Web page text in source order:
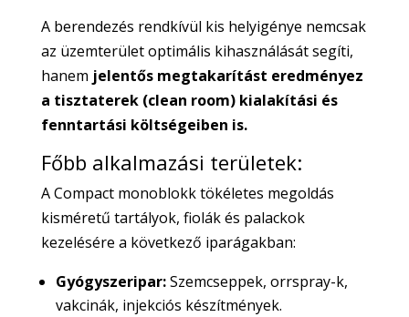
A berendezés rendkívül kis helyigénye nemcsak
az üzemterület optimális kihasználását segíti,
hanem jelentős megtakarítást eredményez
a tisztaterek (clean room) kialakítási és
fenntartási költségeiben is.
Főbb alkalmazási területek:
A Compact monoblokk tökéletes megoldás
kisméretű tartályok, fiolák és palackok
kezelésére a következő iparágakban:
Gyógyszeripar:Szemcseppek, orrspray-k,
vakcinák, injekciós készítmények.